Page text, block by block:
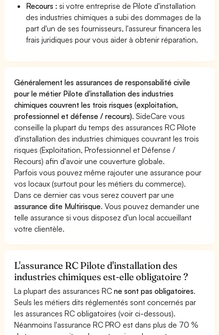
Recours : si votre entreprise de Pilote d'installation
des industries chimiques a subi des dommages de la
part d'un de ses fournisseurs, l'assureur financera les
frais juridiques pour vous aider à obtenir réparation.
Généralement les assurances de responsabilité civile
pour le métier Pilote d'installation des industries
chimiques couvrent les trois risques (exploitation,
professionnel et défense / recours). SideCare vous
conseille la plupart du temps des assurances RC Pilote
d'installation des industries chimiques couvrant les trois
risques (Exploitation, Professionnel et Défense /
Recours) afin d'avoir une couverture globale.
Parfois vous pouvez même rajouter une assurance pour
vos locaux (surtout pour les métiers du commerce).
Dans ce dernier cas vous serez couvert par une
assurance dite Multirisque. Vous pouvez demander une
telle assurance si vous disposez d'un local accueillant
votre clientèle.
L'assurance RC Pilote d'installation des
industries chimiques est-elle obligatoire ?
La plupart des assurances RCne sont pas obligatoires.
Seuls les métiers dits réglementés sont concernés par
les assurances RC obligatoires (voir ci-dessous).
Néanmoins l'assurance RC PRO est dans plus de 70 %